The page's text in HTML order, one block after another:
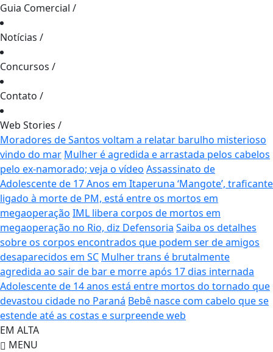
Guia Comercial /
Notícias /
Concursos /
Contato /
Web Stories /
Moradores de Santos voltam a relatar barulho misterioso
vindo do mar Mulher é agredida e arrastada pelos cabelos
pelo ex-namorado; veja o vídeo Assassinato de
Adolescente de 17 Anos em Itaperuna ‘Mangote’, traficante
ligado à morte de PM, está entre os mortos em
megaoperação IML libera corpos de mortos em
megaoperação no Rio, diz Defensoria Saiba os detalhes
sobre os corpos encontrados que podem ser de amigos
desaparecidos em SC Mulher trans é brutalmente
agredida ao sair de bar e morre após 17 dias internada
Adolescente de 14 anos está entre mortos do tornado que
devastou cidade no Paraná Bebê nasce com cabelo que se
estende até as costas e surpreende web
EM ALTA
MENU